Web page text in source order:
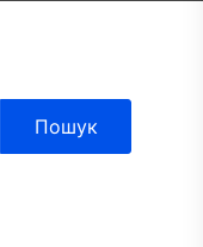
Пошук